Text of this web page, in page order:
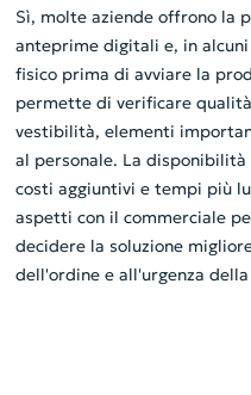
Sì, molte aziende offrono la
anteprime digitali e, in
fisico prima di avviare la
permette di verificare
vestibilità, elementi
al personale. La
costi aggiuntivi e tempi più
aspetti con il commerciale
decidere la soluzione
dell'ordine e all'urgenza